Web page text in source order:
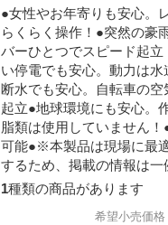
●女性やお年寄りも安心。
らくらく操作！●突然の豪
バーひとつでスピード起立
い停電でも安心。動力は
断水でも安心。自転車の
起立●地球環境にも安心。
脂類は使用していません
可能●※本製品は現場に最
するため、掲載の情報は一
1種類の商品があります
希望小売価格